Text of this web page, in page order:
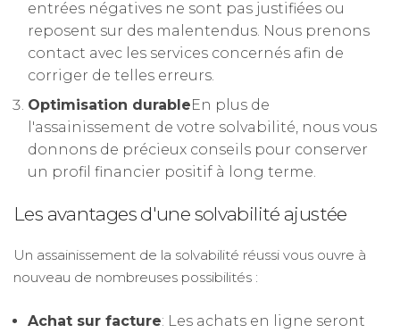
entrées négatives ne sont pas justifiées ou
reposent sur des malentendus. Nous prenons
contact avec les services concernés afin de
corriger de telles erreurs.
Optimisation durableEn plus de
l'assainissement de votre solvabilité, nous vous
donnons de précieux conseils pour conserver
un profil financier positif à long terme.
Les avantages d'une solvabilité ajustée
Un assainissement de la solvabilité réussi vous ouvre à
nouveau de nombreuses possibilités :
Achat sur facture: Les achats en ligne seront